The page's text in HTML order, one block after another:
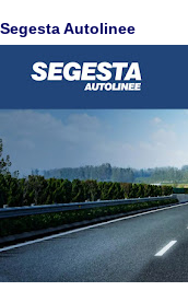
Segesta Autolinee